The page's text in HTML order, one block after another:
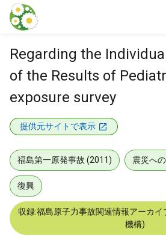
本文に飛ぶ
Regarding the
of the Results of
exposure survey
提供元サイトで表示
福島第一原発事故 (2011) 震災へ
復興
収録:福島原子力事故関連情報アーカ
機構)